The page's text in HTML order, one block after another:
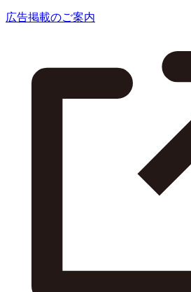
広告掲載のご案内